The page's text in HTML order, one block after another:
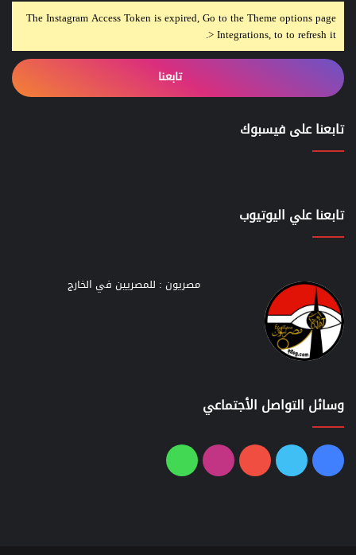
The Instagram Access Token is expired, Go to the Theme options page
> Integrations, to to refresh it.
تابعنا
تابعنا على فيسبوك
تابعنا علي اليوتيوب
مصريون : للمصريين في الخارج
وسائل التواصل الأجتماعي
فيسبوك
تويتر يوتيوبانستقرامواتساب